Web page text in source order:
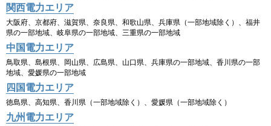
関西電力エリア
大阪府、京都府、滋賀県、奈良県、和歌山県、兵庫県（一部地域除く）、福井
県の一部地域、岐阜県の一部地域、三重県の一部地域
中国電力エリア
鳥取県、島根県、岡山県、広島県、山口県、兵庫県の一部地域、香川県の一部
地域、愛媛県の一部地域
四国電力エリア
徳島県、高知県、香川県（一部地域除く）、愛媛県（一部地域除く）
九州電力エリア